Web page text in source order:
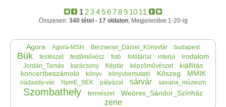
1 23456789 10 11
Összesen: 340 tétel - 17 oldalon, Megjelenítve 1-20-ig
Agora Agora-MSH Berzsenyi_Dániel_Könyvtár budapest
Bük festészet festőművész fotó fotótárlat interjú irodalom
Jordán_Tamás karácsony Képtár képzőművészet
kiállítás
koncertbeszámoló
könyv könyvbemutató Kőszeg MMIK
nádasdy-vár NymE_SEK pályázat sárvár savaria_múzeum
Szombathely természet Weöres_Sándor_Színház
zene